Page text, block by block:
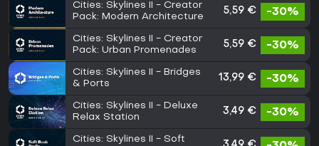
Cities: Skylines II - Creator
Pack: Modern Architecture
5,59 € -30%
Cities: Skylines II - Creator
Pack: Urban Promenades
5,59 € -30%
Cities: Skylines II - Bridges
& Ports
13,99 € -30%
Cities: Skylines II - Deluxe
Relax Station
3,49 € -30%
Cities: Skylines II - Soft